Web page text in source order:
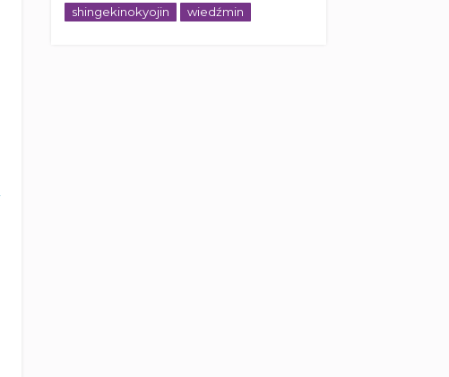
shingekinokyojin
wiedźmin